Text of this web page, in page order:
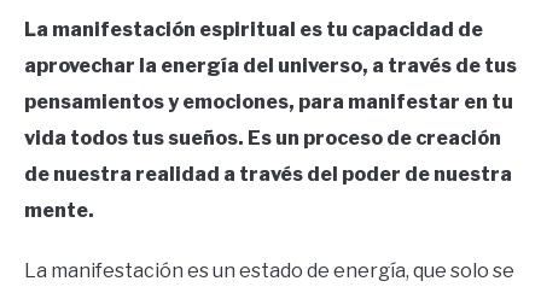
La manifestación espiritual es tu capacidad de
aprovechar la energía del universo, a través de tus
pensamientos y emociones, para manifestar en tu
vida todos tus sueños. Es un proceso de creación
de nuestra realidad a través del poder de nuestra
mente.
La manifestación es un estado de energía, que solo se